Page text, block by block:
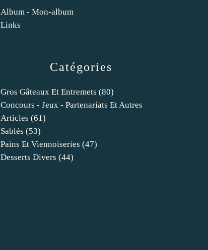
Catégories
Gros Gâteaux Et Entremets (80)
Concours - Jeux - Partenariats Et Autres
Articles (61)
Sablés (53)
Pains Et Viennoiseries (47)
Desserts Divers (44)
Album - Mon-album
Links